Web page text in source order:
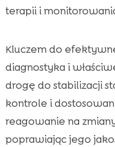
terapii i
Kluczem do
diagnostyka i
drogę do stabilizacji
kontrole i
reagowanie na
poprawiając jego